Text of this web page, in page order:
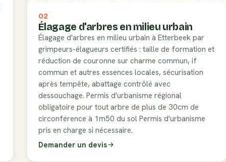
02
Élagage d'arbres en milieu urbain
Élagage d'arbres en milieu urbain à Etterbeek par
grimpeurs-élagueurs certifiés : taille de formation et
réduction de couronne sur charme commun, if
commun et autres essences locales, sécurisation
après tempête, abattage contrôlé avec
dessouchage. Permis d'urbanisme régional
obligatoire pour tout arbre de plus de 30cm de
circonférence à 1m50 du sol Permis d'urbanisme
pris en charge si nécessaire.
Demander un devis